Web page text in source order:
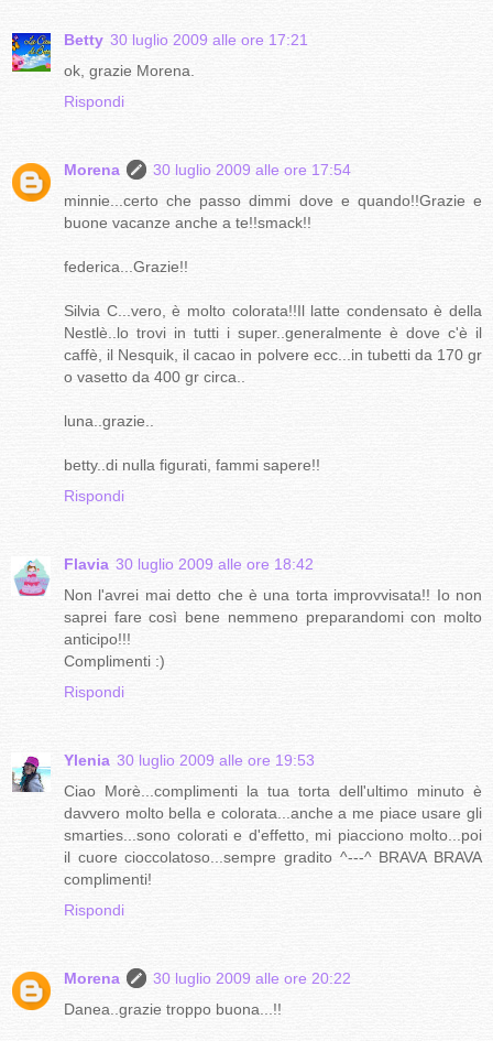
Betty 30 luglio 2009 alle ore 17:21
ok, grazie Morena.
Rispondi
Morena
30 luglio 2009 alle ore 17:54
minnie...certo che passo dimmi dove e quando!!Grazie e
buone vacanze anche a te!!smack!!
federica...Grazie!!
Silvia C...vero, è molto colorata!!Il latte condensato è della
Nestlè..lo trovi in tutti i super..generalmente è dove c'è il
caffè, il Nesquik, il cacao in polvere ecc...in tubetti da 170 gr
o vasetto da 400 gr circa..
luna..grazie..
betty..di nulla figurati, fammi sapere!!
Rispondi
Flavia 30 luglio 2009 alle ore 18:42
Non l'avrei mai detto che è una torta improvvisata!! Io non
saprei fare così bene nemmeno preparandomi con molto
anticipo!!!
Complimenti :)
Rispondi
Ylenia 30 luglio 2009 alle ore 19:53
Ciao Morè...complimenti la tua torta dell'ultimo minuto è
davvero molto bella e colorata...anche a me piace usare gli
smarties...sono colorati e d'effetto, mi piacciono molto...poi
il cuore cioccolatoso...sempre gradito ^---^ BRAVA BRAVA
complimenti!
Rispondi
Morena
30 luglio 2009 alle ore 20:22
Danea..grazie troppo buona...!!